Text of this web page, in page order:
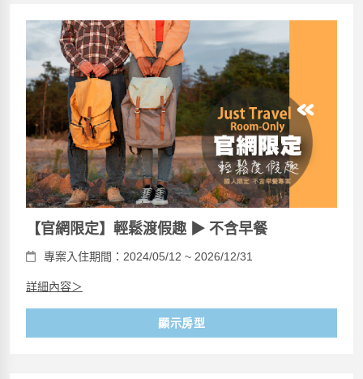
【官網限定】輕鬆渡假趣 ▶ 不含早餐
專案入住期間：2024/05/12 ~ 2026/12/31
詳細內容＞
顯示房型